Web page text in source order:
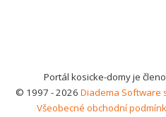
Portál kosicke-domy je
© 1997 - 2026 Diadema Software
Všeobecné obchodní